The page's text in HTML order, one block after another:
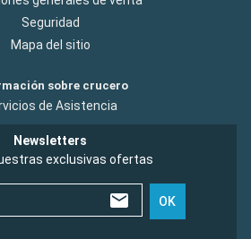
Seguridad
Mapa del sitio
sobre crucero
de Asistencia
Newsletters
exclusivas ofertas
OK